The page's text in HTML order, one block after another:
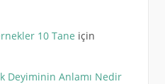
10 Tane için
Deyiminin Anlamı Nedir